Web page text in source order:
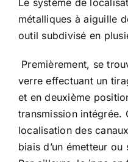
métalliques à aiguille
outil subdivisé en
Premièrement, se
verre effectuant un
et en deuxième
transmission intégrée.
localisation des
biais d’un émetteur